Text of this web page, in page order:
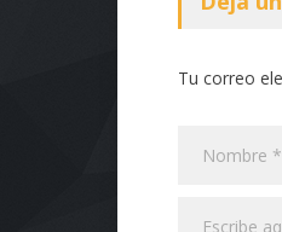
Tu correo